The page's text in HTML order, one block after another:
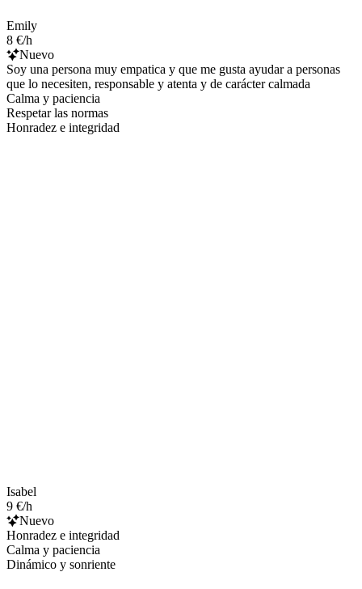
Emily
8 €/h
Nuevo
Soy una persona muy empatica y que me gusta ayudar a personas
que lo necesiten, responsable y atenta y de carácter calmada
Calma y paciencia
Respetar las normas
Honradez e integridad
Isabel
9 €/h
Nuevo
Honradez e integridad
Calma y paciencia
Dinámico y sonriente